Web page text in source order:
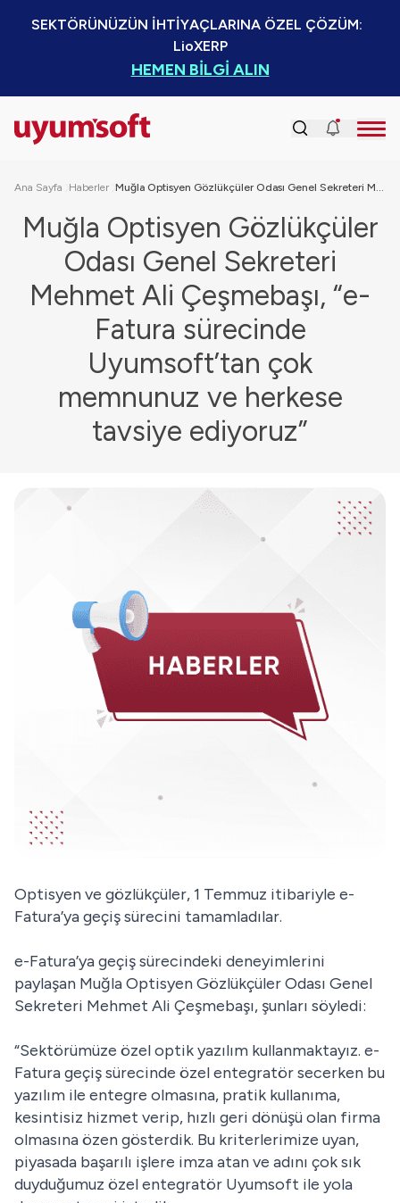
SEKTÖRÜNÜZÜN İHTİYAÇLARINA ÖZEL ÇÖZÜM:
LioXERP
HEMEN BİLGİ ALIN
Ana Sayfa Haberler Muğla Optisyen Gözlükçüler Odası Genel Sekreteri Mehmet Ali Çeşmebaşı, “e-Fatura sürecinde Uyumsoft’tan çok memnunuz ve herkese tavsiye ediyoruz”
Muğla Optisyen Gözlükçüler
Odası Genel Sekreteri
Mehmet Ali Çeşmebaşı, “e-
Fatura sürecinde
Uyumsoft’tan çok
memnunuz ve herkese
tavsiye ediyoruz”
Optisyen ve gözlükçüler, 1 Temmuz itibariyle e-
Fatura’ya geçiş sürecini tamamladılar.
e-Fatura’ya geçiş sürecindeki deneyimlerini
paylaşan Muğla Optisyen Gözlükçüler Odası Genel
Sekreteri Mehmet Ali Çeşmebaşı, şunları söyledi:
“Sektörümüze özel optik yazılım kullanmaktayız. e-
Fatura geçiş sürecinde özel entegratör secerken bu
yazılım ile entegre olmasına, pratik kullanıma,
kesintisiz hizmet verip, hızlı geri dönüşü olan firma
olmasına özen gösterdik. Bu kriterlerimize uyan,
piyasada başarılı işlere imza atan ve adını çok sık
duyduğumuz özel entegratör Uyumsoft ile yola